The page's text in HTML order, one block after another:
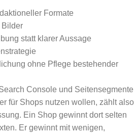
Formate
Bilder
statt klarer Aussage
ohne Pflege bestehender
Console und Seitensegmente
für Shops nutzen wollen, zählt also
Ein Shop gewinnt dort selten
Er gewinnt mit wenigen,